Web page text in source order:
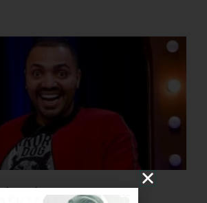
ao pagamento